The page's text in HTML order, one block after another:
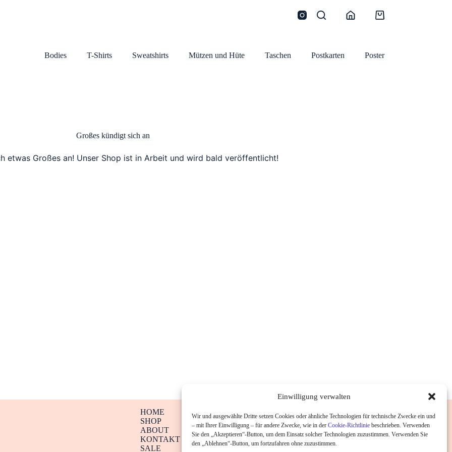
Einwilligung verwalten
Wir und ausgewählte Dritte setzen Cookies oder ähnliche Technologien für technische Zwecke ein und
– mit Ihrer Einwilligung – für andere Zwecke, wie in der Cookie-Richtlinie beschrieben. Verwenden
Sie den „Akzeptieren“-Button, um dem Einsatz solcher Technologien zuzustimmen. Verwenden Sie
den „Ablehnen“-Button, um fortzufahren ohne zuzustimmen.
Warenkorb
Bodies T-Shirts Sweatshirts Mützen und Hüte Taschen Postkarten Poster
Großes kündigt sich an
etwas Großes an! Unser Shop ist in Arbeit und wird bald veröffentlicht!
HOME
SHOP
ABOUT
KONTAKT
SALE